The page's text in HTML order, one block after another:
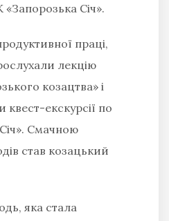
«Запорозька Січ».
праці,
лекцію
козацтва» і
екскурсії по
Смачною
став козацький
яка стала